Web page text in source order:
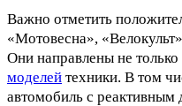
Важно отметить
«Мотовесна»,
Они направлены не
моделей техники. В том
автомобиль с реактивным